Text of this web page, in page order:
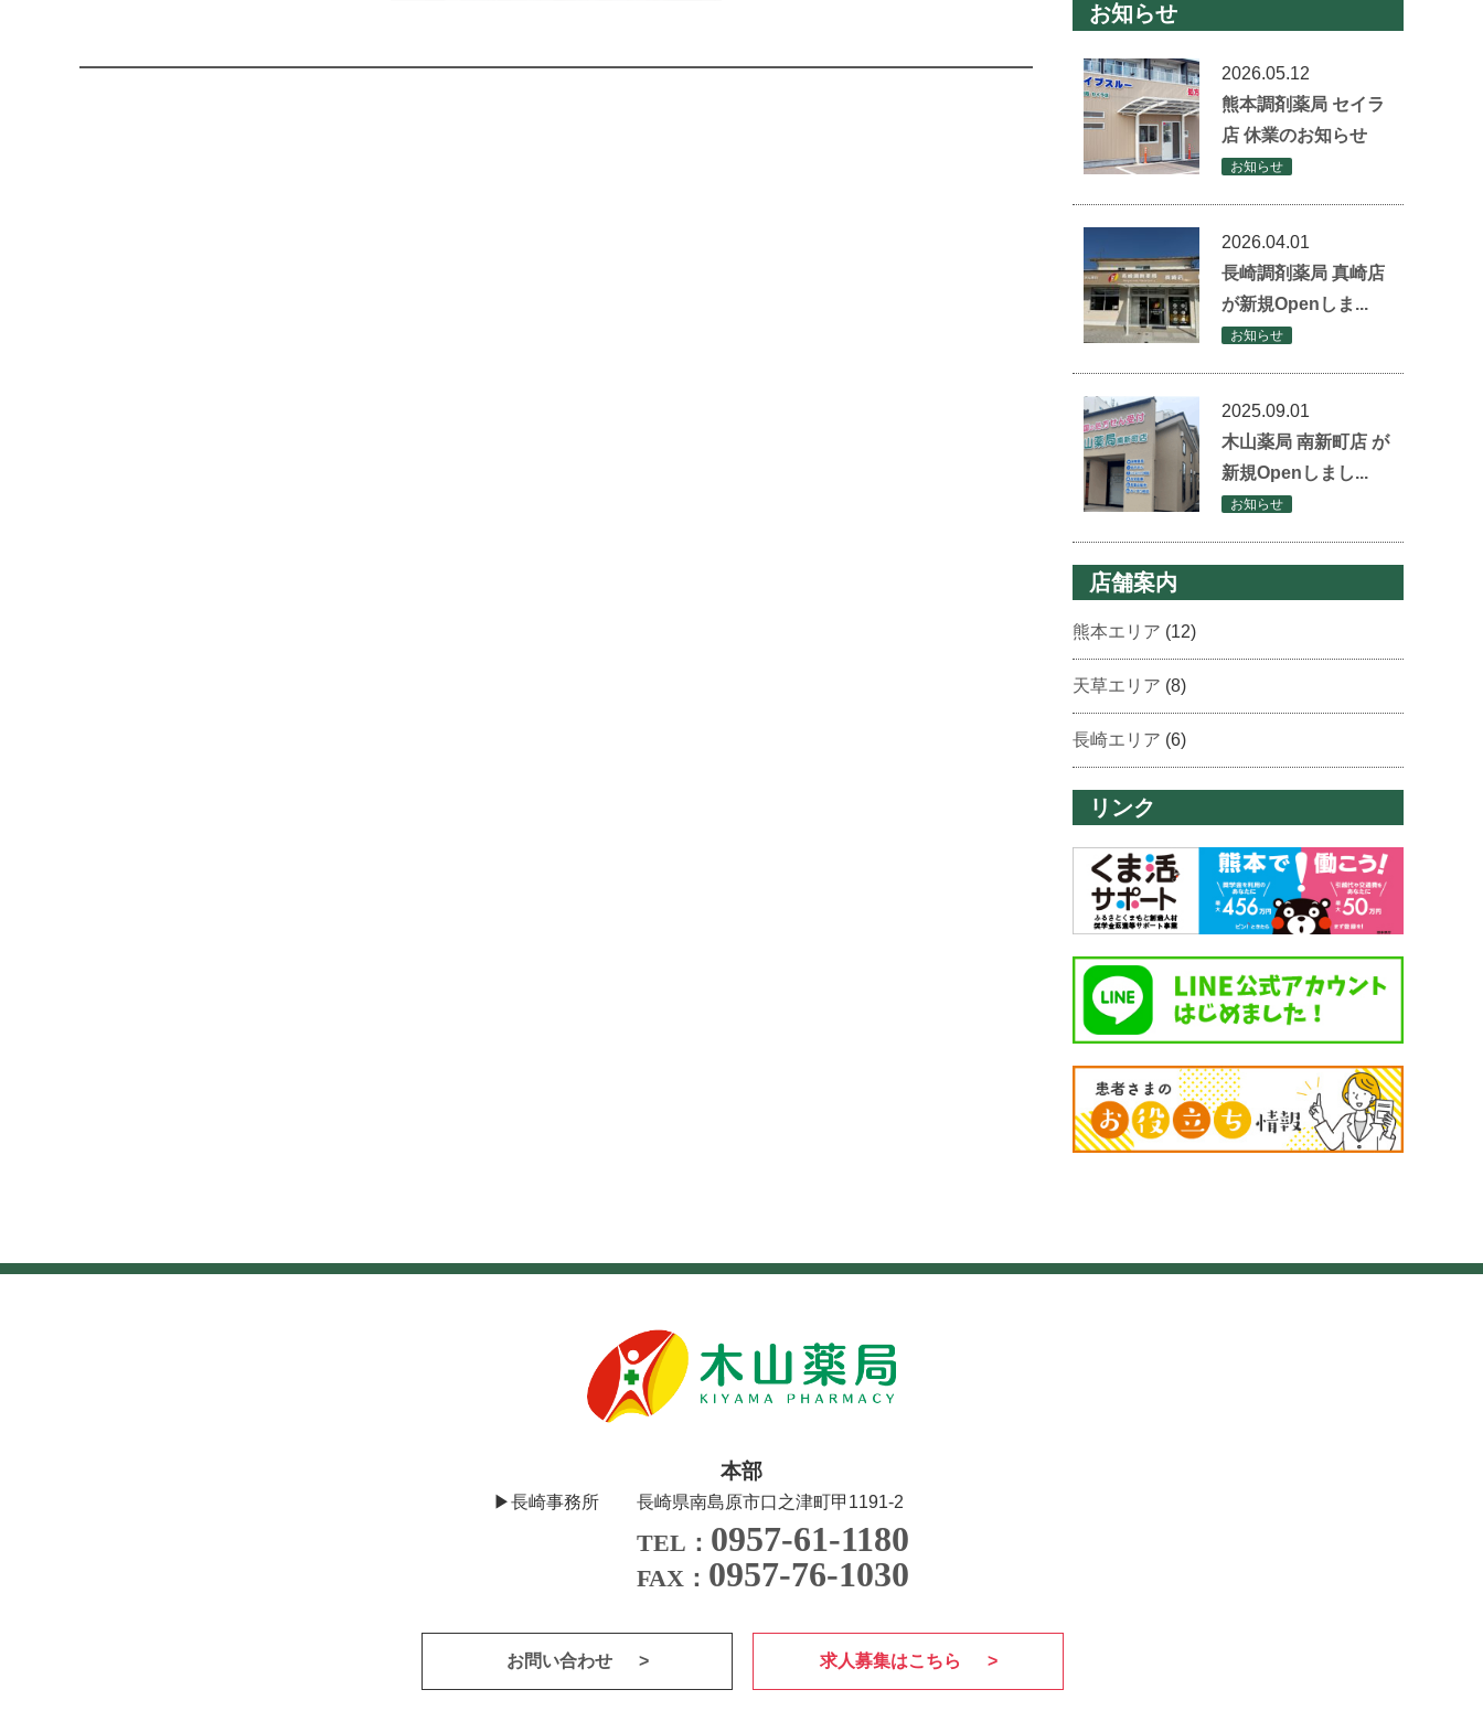
お知らせ
2026.05.12
熊本調剤薬局 セイラ
店 休業のお知らせ
お知らせ
2026.04.01
長崎調剤薬局 真崎店
が新規Openしま...
お知らせ
2025.09.01
木山薬局 南新町店 が
新規Openしまし...
お知らせ
店舗案内
熊本エリア (12)
天草エリア (8)
長崎エリア (6)
リンク
本部
▶長崎事務所 長崎県南島原市口之津町甲1191-2
TEL： 0957-61-1180
FAX： 0957-76-1030
お問い合わせ 求人募集はこちら